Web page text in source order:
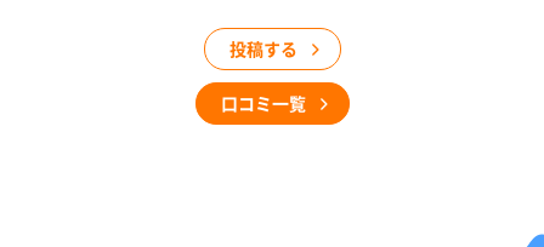
投稿する
口コミ一覧